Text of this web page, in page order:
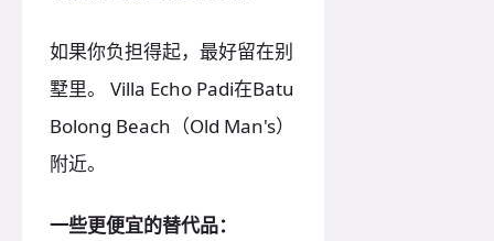
如果你负担得起，最好留在别
墅里。 Villa Echo Padi在Batu
Bolong Beach（Old Man's）
附近。
一些更便宜的替代品：